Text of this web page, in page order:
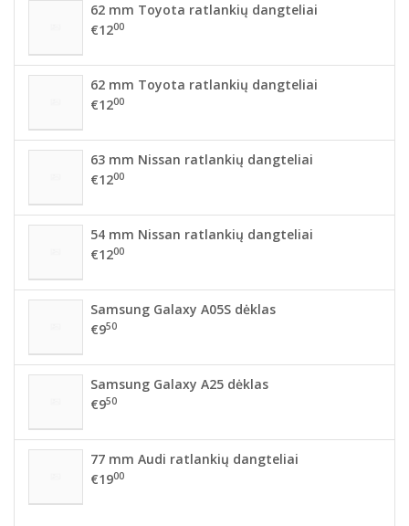
62 mm Toyota ratlankių dangteliai
€1200
62 mm Toyota ratlankių dangteliai
€1200
63 mm Nissan ratlankių dangteliai
€1200
54 mm Nissan ratlankių dangteliai
€1200
Samsung Galaxy A05S dėklas
€950
Samsung Galaxy A25 dėklas
€950
77 mm Audi ratlankių dangteliai
€1900